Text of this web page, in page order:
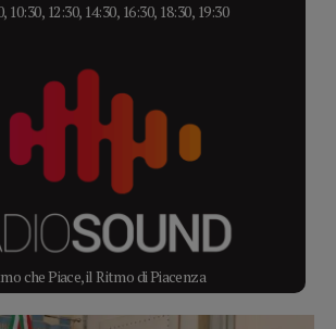
10:30, 12:30, 14:30, 16:30, 18:30, 19:30
che Piace, il Ritmo di Piacenza